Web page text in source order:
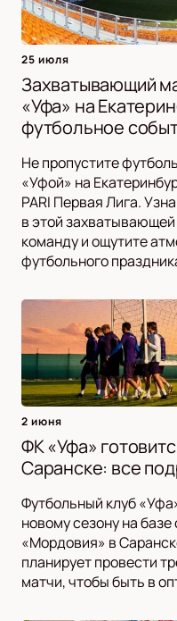
25 июля
Захватывающий
«Уфа» на
футбольное
Не пропустите
«Уфой» на
PARI Первая Лига.
в этой
команду и ощутите
футбольного
2 июня
ФК «Уфа»
Саранске: все
Футбольный клуб
новому сезону на
«Мордовия» в
планирует провести
матчи, чтобы быть в